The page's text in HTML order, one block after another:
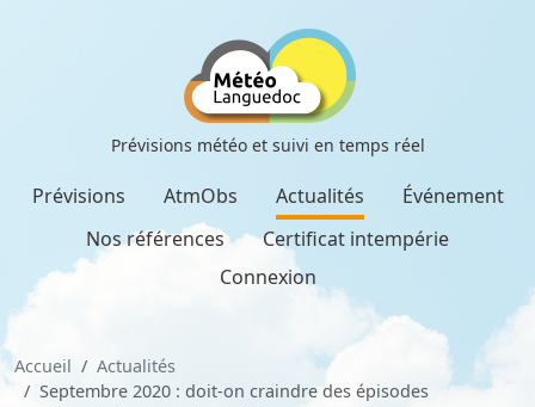
Prévisions météo et suivi en temps réel
Prévisions AtmObs Actualités
Événement
Nos références
Certificat intempérie
Connexion
Accueil
Actualités
Septembre 2020 : doit-on craindre des épisodes